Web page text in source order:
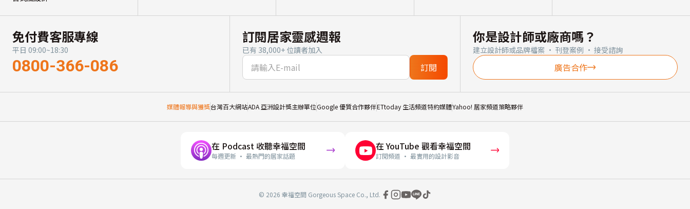
免付費客服專線
平日 09:00~18:30
0800-366-086
訂閱居家靈感週報
已有 38,000+ 位讀者加入
訂閱
你是設計師或廠商嗎？
建立設計師或品牌檔案 · 刊登案例 · 接受諮詢
廣告合作
媒體報導與獲獎台灣百大網站ADA 亞洲設計獎主辦單位Google 優質合作夥伴ETtoday 生活頻道特約媒體Yahoo! 居家頻道策略夥伴
在 Podcast 收聽幸福空間
每週更新 · 最熱門的居家話題
在 YouTube 觀看幸福空間
訂閱頻道 · 最實用的設計影音
© 2026 幸福空間 Gorgeous Space Co., Ltd.